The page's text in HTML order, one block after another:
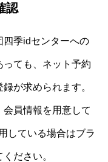
認
四季idセンターへの
ても、ネット予約
が求められます。
員情報を用意して
している場合はブラ
ださい。